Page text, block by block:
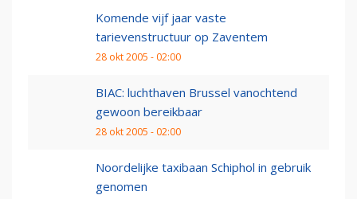
Komende vijf jaar vaste
tarievenstructuur op Zaventem
28 okt 2005 - 02:00
BIAC: luchthaven Brussel vanochtend
gewoon bereikbaar
28 okt 2005 - 02:00
Noordelijke taxibaan Schiphol in gebruik
genomen